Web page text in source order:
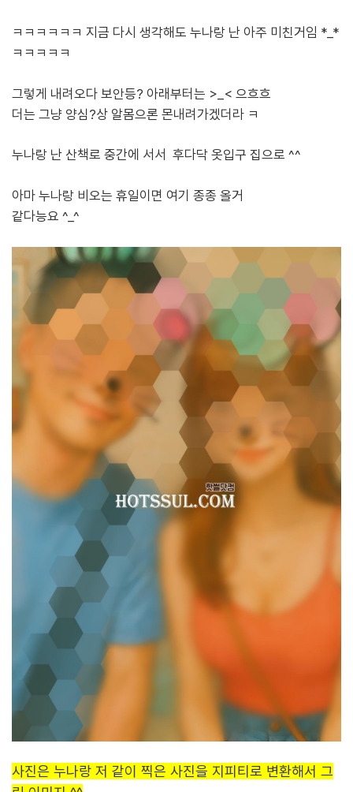
ㅋㅋㅋㅋㅋㅋ 지금 다시 생각해도 누나랑 난 아주 미친거임 *_*
ㅋㅋㅋㅋㅋ
그렇게 내려오다 보안등? 아래부터는 >_< 으흐흐
더는 그냥 양심?상 알몸으론 몬내려가겠더라 ㅋ
누나랑 난 산책로 중간에 서서 후다닥 옷입구 집으로 ^^
아마 누나랑 비오는 휴일이면 여기 종종 올거
같다능요 ^_^
사진은 누나랑 저 같이 찍은 사진을 지피티로 변환해서 그